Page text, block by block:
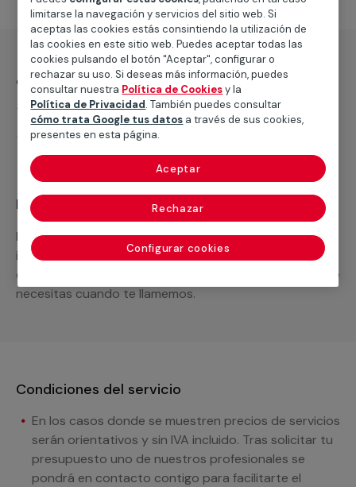
¿Qué incluye?
Desplazamiento
Presupuesto gratis y sin compromiso
Recuerda que en MULTIMAP
Podemos ofrecer cualquier servicio a medida
incluyendo todo lo que necesites: materiales,
equipamientos, electrodomésticos, etc. Cuéntanos que
necesitas cuando te llamemos.
Condiciones del servicio
En los casos donde se muestren precios de servicios
serán orientativos y sin IVA incluido. Tras solicitar tu
presupuesto uno de nuestros profesionales se
pondrá en contacto contigo para facilitarte el
limitarse la navegación y servicios del sitio web. Si
aceptas las cookies estás consintiendo la utilización de
las cookies en este sitio web. Puedes aceptar todas las
cookies pulsando el botón "Aceptar", configurar o
rechazar su uso. Si deseas más información, puedes
consultar nuestra Política de Cookiesy la
Política de Privacidad. También puedes consultar
cómo trata Google tus datos a través de sus cookies,
presentes en esta página.
Configurar cookies
Rechazar
Aceptar